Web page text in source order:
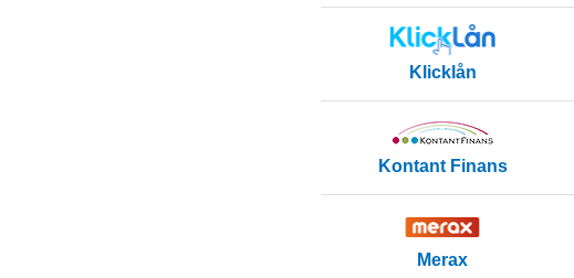
Klicklån
Kontant Finans
Merax